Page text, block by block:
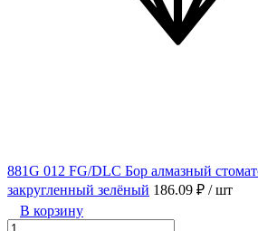
881G 012 FG/DLC Бор алмазный
закругленный зелёный 186.09 ₽ / шт
В корзину